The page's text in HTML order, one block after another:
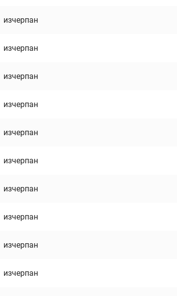
изчерпан
изчерпан
изчерпан
изчерпан
изчерпан
изчерпан
изчерпан
изчерпан
изчерпан
изчерпан